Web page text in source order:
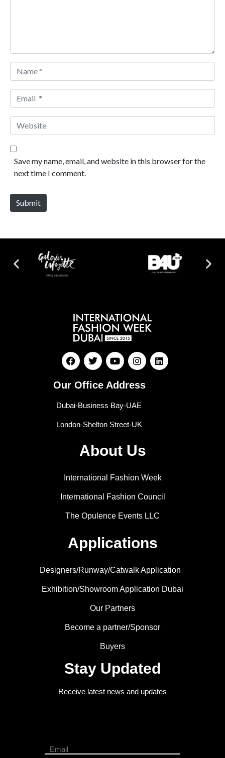
Name *
Email *
Website
Save my name, email, and website in this browser for the
next time I comment.
Submit
Our Office Address
Dubai-Business Bay-UAE
London-Shelton Street-UK
About Us
International Fashion Week
International Fashion Council
The Opulence Events LLC
Applications
Designers/Runway/Catwalk Application
Exhibition/Showroom Application Dubai
Our Partners
Become a partner/Sponsor
Buyers
Stay Updated
Receive latest news and updates